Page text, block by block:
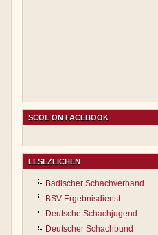
SCOE ON FACEBOOK
LESEZEICHEN
Badischer Schachverband
BSV-Ergebnisdienst
Deutsche Schachjugend
Deutscher Schachbund